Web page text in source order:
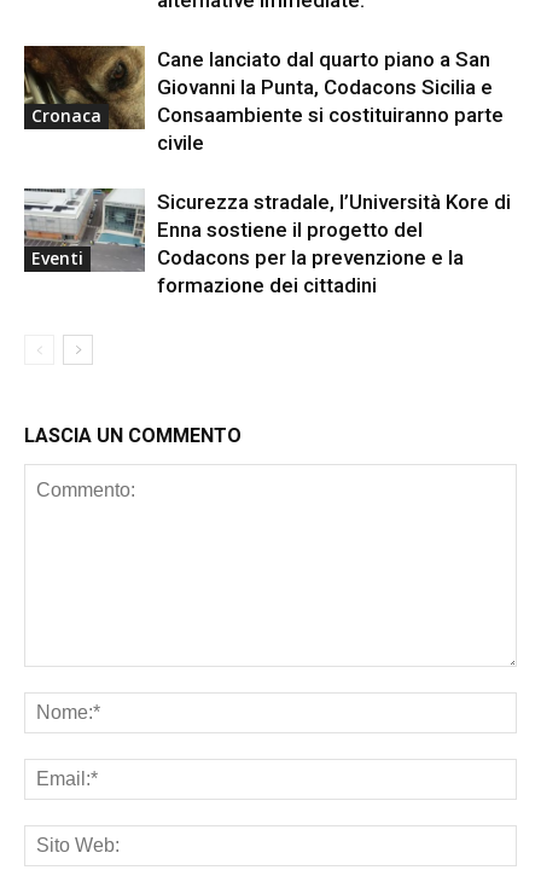
Cronaca
Cane lanciato dal quarto piano a San
Giovanni la Punta, Codacons Sicilia e
Consaambiente si costituiranno parte
civile
Eventi
Sicurezza stradale, l’Università Kore di
Enna sostiene il progetto del
Codacons per la prevenzione e la
formazione dei cittadini
LASCIA UN COMMENTO